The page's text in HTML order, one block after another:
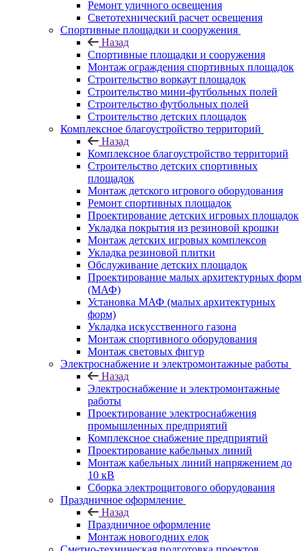
Ремонт уличного освещения
Светотехнический расчет освещения
Спортивные площадки и сооружения
Назад
Спортивные площадки и сооружения
Монтаж ограждения спортивных площадок
Строительство воркаут площадок
Строительство мини-футбольных полей
Строительство футбольных полей
Строительство детских площадок
Комплексное благоустройство территорий
Назад
Комплексное благоустройство территорий
Строительство детских спортивных
площадок
Монтаж детского игрового оборудования
Ремонт спортивных площадок
Проектирование детских игровых площадок
Укладка покрытия из резиновой крошки
Монтаж детских игровых комплексов
Укладка резиновой плитки
Обслуживание детских площадок
Проектирование малых архитектурных форм
(МАФ)
Установка МАФ (малых архитектурных
форм)
Укладка искусственного газона
Монтаж спортивного оборудования
Монтаж световых фигур
Электроснабжение и электромонтажные работы
Назад
Электроснабжение и электромонтажные
работы
Проектирование электроснабжения
промышленных предприятий
Комплексное снабжение предприятий
Проектирование кабельных линий
Монтаж кабельных линий напряжением до
10 кВ
Сборка электрощитового оборудования
Праздничное оформление
Назад
Праздничное оформление
Монтаж новогодних елок